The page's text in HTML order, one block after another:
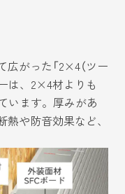
がった「2×4（ツー
は、2×4材よりも
います。厚みがあ
や防音効果など、